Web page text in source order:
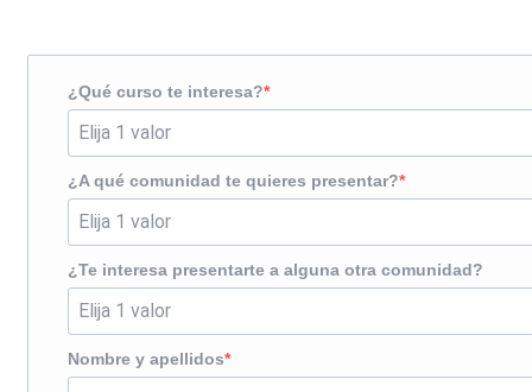
¿Qué curso te interesa?
¿A qué comunidad te quieres presentar?
¿Te interesa presentarte a alguna otra comunidad?
Nombre y apellidos